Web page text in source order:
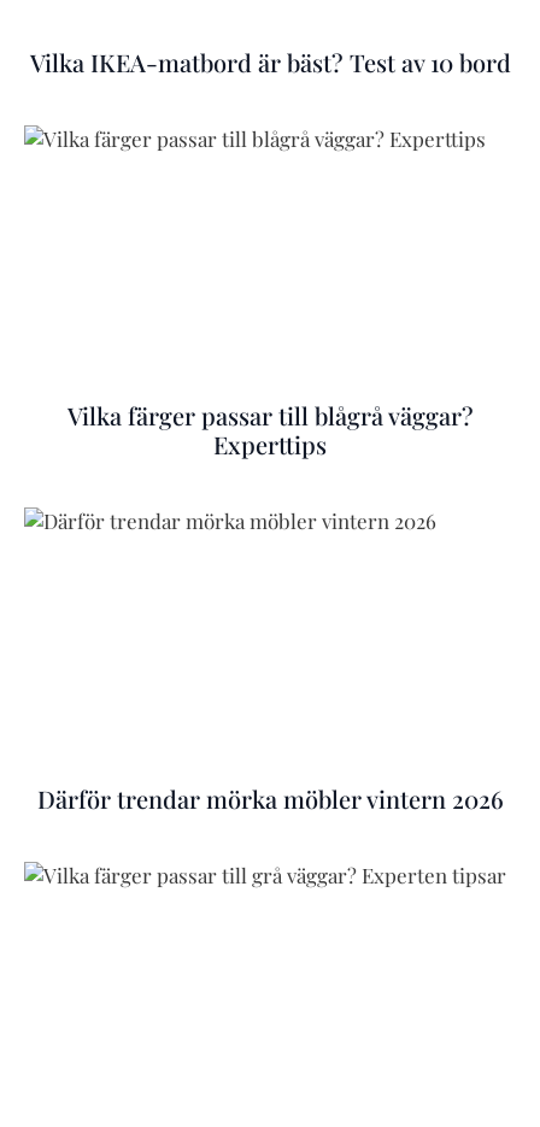
Vilka IKEA-matbord är bäst? Test av 10 bord
Vilka färger passar till blågrå väggar?
Experttips
Därför trendar mörka möbler vintern 2026